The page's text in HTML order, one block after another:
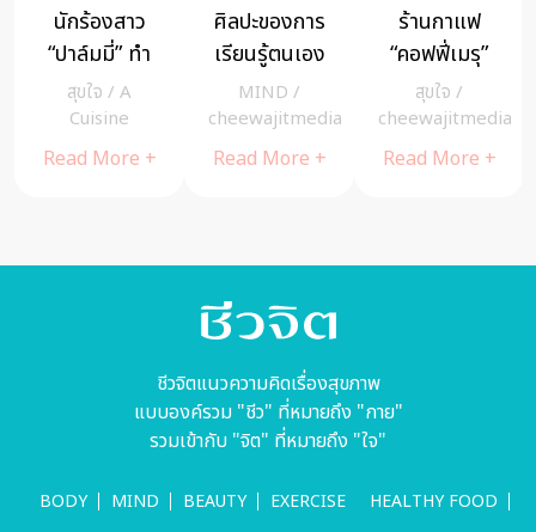
ร้านกาแฟ
“คอฟฟี่เมรุ”
จิบกาแฟชม
เมรุ สอนใจให้
ปลงชีวิต
สุขใจ/
cheewajitmedia
Read More +
ถึงเพื่อนที่ชื่อ ”
ความโลภ ” –
เพื่อนบ้านของ
จิตใจมนุษย์
MIND/
cheewajitmedia
Read More +
เจริญมรณสติ
ง่ายๆ ด้วย 5
Step ฝึกตาย
ก่อนเข้านอน
MIND/A
Cuisine
Read More +
ชีวจิตแนวความคิดเรื่องสุขภาพ
แบบองค์รวม "ชีว" ที่หมายถึง "กาย"
รวมเข้ากับ "จิต" ที่หมายถึง "ใจ"
BODY MIND BEAUTY EXERCISE
HEALTHY FOOD